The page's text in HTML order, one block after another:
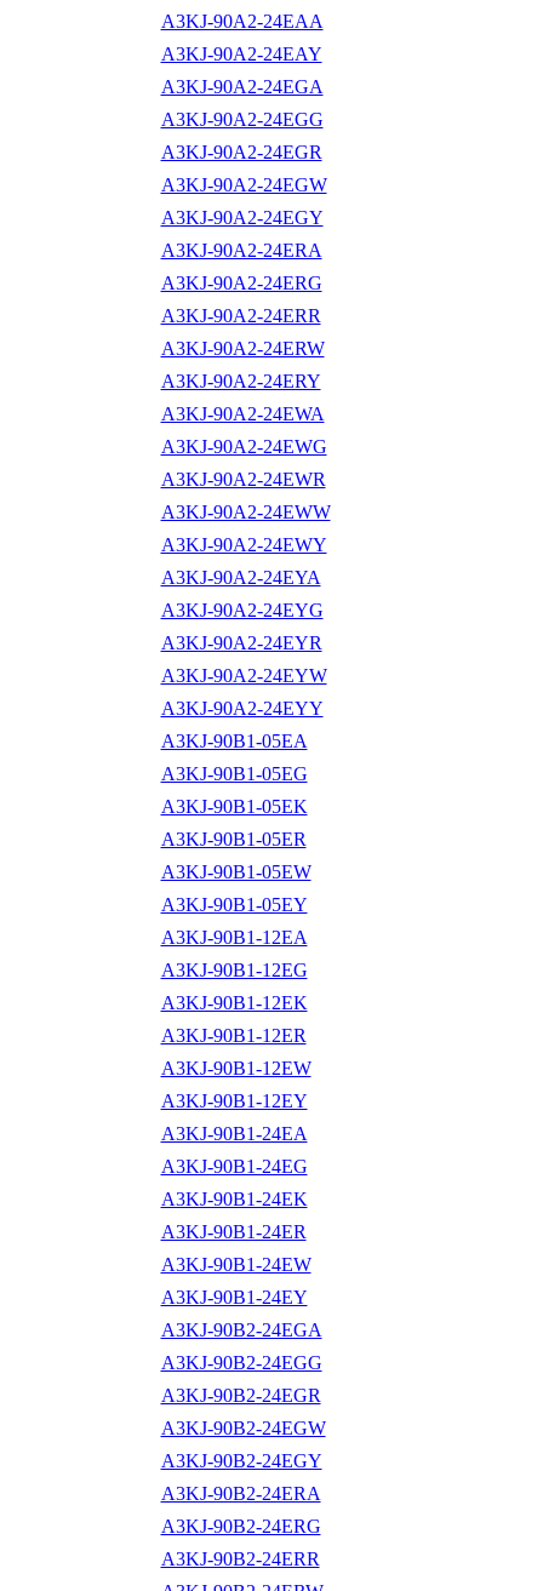
A3KJ-90A2-24EAA
A3KJ-90A2-24EAY
A3KJ-90A2-24EGA
A3KJ-90A2-24EGG
A3KJ-90A2-24EGR
A3KJ-90A2-24EGW
A3KJ-90A2-24EGY
A3KJ-90A2-24ERA
A3KJ-90A2-24ERG
A3KJ-90A2-24ERR
A3KJ-90A2-24ERW
A3KJ-90A2-24ERY
A3KJ-90A2-24EWA
A3KJ-90A2-24EWG
A3KJ-90A2-24EWR
A3KJ-90A2-24EWW
A3KJ-90A2-24EWY
A3KJ-90A2-24EYA
A3KJ-90A2-24EYG
A3KJ-90A2-24EYR
A3KJ-90A2-24EYW
A3KJ-90A2-24EYY
A3KJ-90B1-05EA
A3KJ-90B1-05EG
A3KJ-90B1-05EK
A3KJ-90B1-05ER
A3KJ-90B1-05EW
A3KJ-90B1-05EY
A3KJ-90B1-12EA
A3KJ-90B1-12EG
A3KJ-90B1-12EK
A3KJ-90B1-12ER
A3KJ-90B1-12EW
A3KJ-90B1-12EY
A3KJ-90B1-24EA
A3KJ-90B1-24EG
A3KJ-90B1-24EK
A3KJ-90B1-24ER
A3KJ-90B1-24EW
A3KJ-90B1-24EY
A3KJ-90B2-24EGA
A3KJ-90B2-24EGG
A3KJ-90B2-24EGR
A3KJ-90B2-24EGW
A3KJ-90B2-24EGY
A3KJ-90B2-24ERA
A3KJ-90B2-24ERG
A3KJ-90B2-24ERR